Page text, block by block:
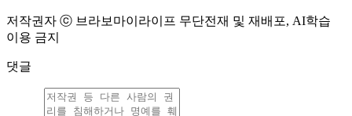
저작권자 ⓒ 브라보마이라이프 무단전재 및 재배포, AI학습
이용 금지
댓글